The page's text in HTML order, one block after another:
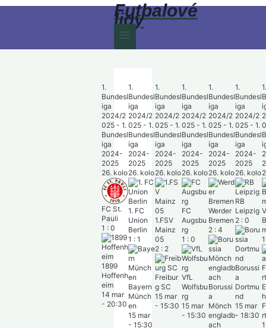
Futbalové
ligy
1.
Bundesl
iga
2024/2
025 - 1.
Bundesl
iga
2024-
2025
26. kolo
1. FC
Union
Berlin
1 : 1
Bayern
Münch
en
1.
Bundesl
iga
2024/2
025 - 1.
Bundesl
iga
2024-
2025
26. kolo
1.FSV
Mainz
05
2 : 2
Freibur
g SC
15 mar
- 15:30
1.
Bundesl
iga
2024/2
025 - 1.
Bundesl
iga
2024-
2025
26. kolo
FC
Augsbu
rg
1 :
VfL
Wolfsbu
rg
15 mar
1.
Bundesl
iga
2024/2
025 - 1.
Bundesl
iga
2024-
2025
26. kolo
Werder
Bremen
2 :
Borussi
a
Mönch
engladb
1.
Bundesl
iga
2024/2
025 - 1.
Bundesl
iga
2024-
2025
26. kolo
RB
Leipzig
2 : 0
Borussi
a
Dortmu
nd
15 mar
- 18:30
1.
Bundesl
iga
2024/2
025 - 1.
Bundesl
iga
2024-
2025
26. kolo
VfL
Bochu
m
1 : 3
Eintrac
ht
Frankfu
rt
1.
3
-